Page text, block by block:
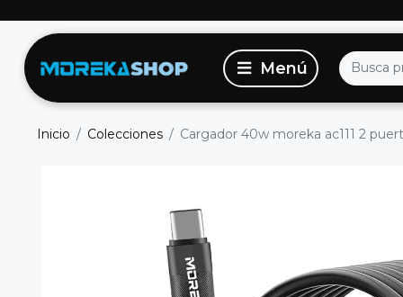
Inicio Colecciones Cargador 40w moreka ac111 2